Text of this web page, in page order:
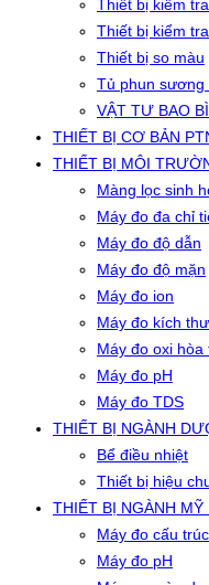
Thiết bị kiểm
Thiết bị kiểm
Thiết bị so màu
Tủ phun sương
VẬT TƯ BAO BÌ
THIẾT BỊ CƠ BẢN
THIẾT BỊ MÔI
Màng lọc sinh
Máy đo đa chỉ
Máy đo độ dẫn
Máy đo độ mặn
Máy đo ion
Máy đo kích
Máy đo oxi hòa
Máy đo pH
Máy đo TDS
THIẾT BỊ NGÀNH
Bể điều nhiệt
Thiết bị hiệu
THIẾT BỊ NGÀNH MỸ
Máy đo cấu
Máy đo pH